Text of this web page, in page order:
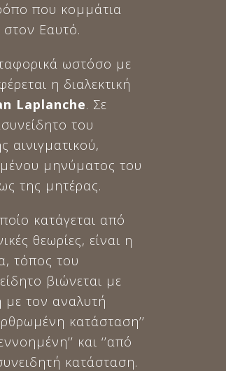
που κομμάτια
Εαυτό.
ωστόσο με
η διαλεκτική
Laplanche. Σε
του
αινιγματικού,
μηνύματος του
της μητέρας.
κατάγεται από
θεωρίες, είναι η
τόπος του
βιώνεται με
τον αναλυτή
κατάσταση’’
και ‘’από
κατάσταση.